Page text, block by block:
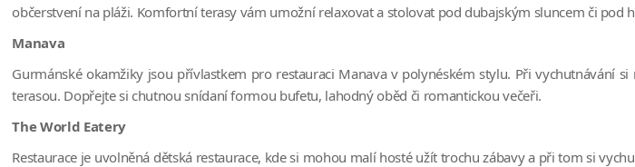
občerstvení na pláži. Komfortní terasy vám umožní relaxovat a stolovat pod dubajským sluncem či pod
Manava
Gurmánské okamžiky jsou přívlastkem pro restauraci Manava v polynéském stylu. Při vychutnávání
terasou. Dopřejte si chutnou snídaní formou bufetu, lahodný oběd či romantickou večeři.
The World Eatery
Restaurace je uvolněná dětská restaurace, kde si mohou malí hosté užít trochu zábavy a při tom si